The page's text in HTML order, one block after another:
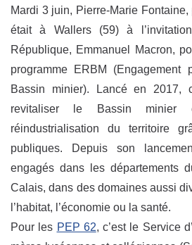
Mardi 3 juin, Pierre-Marie
était à Wallers (59) à
République, Emmanuel Macron,
programme ERBM (Engagement
Bassin minier). Lancé en 2017,
revitaliser le Bassin
réindustrialisation du territoire
publiques. Depuis son
engagés dans les départements
Calais, dans des domaines aussi
l’habitat, l’économie ou la santé.
Pour les PEP 62, c’est le Service